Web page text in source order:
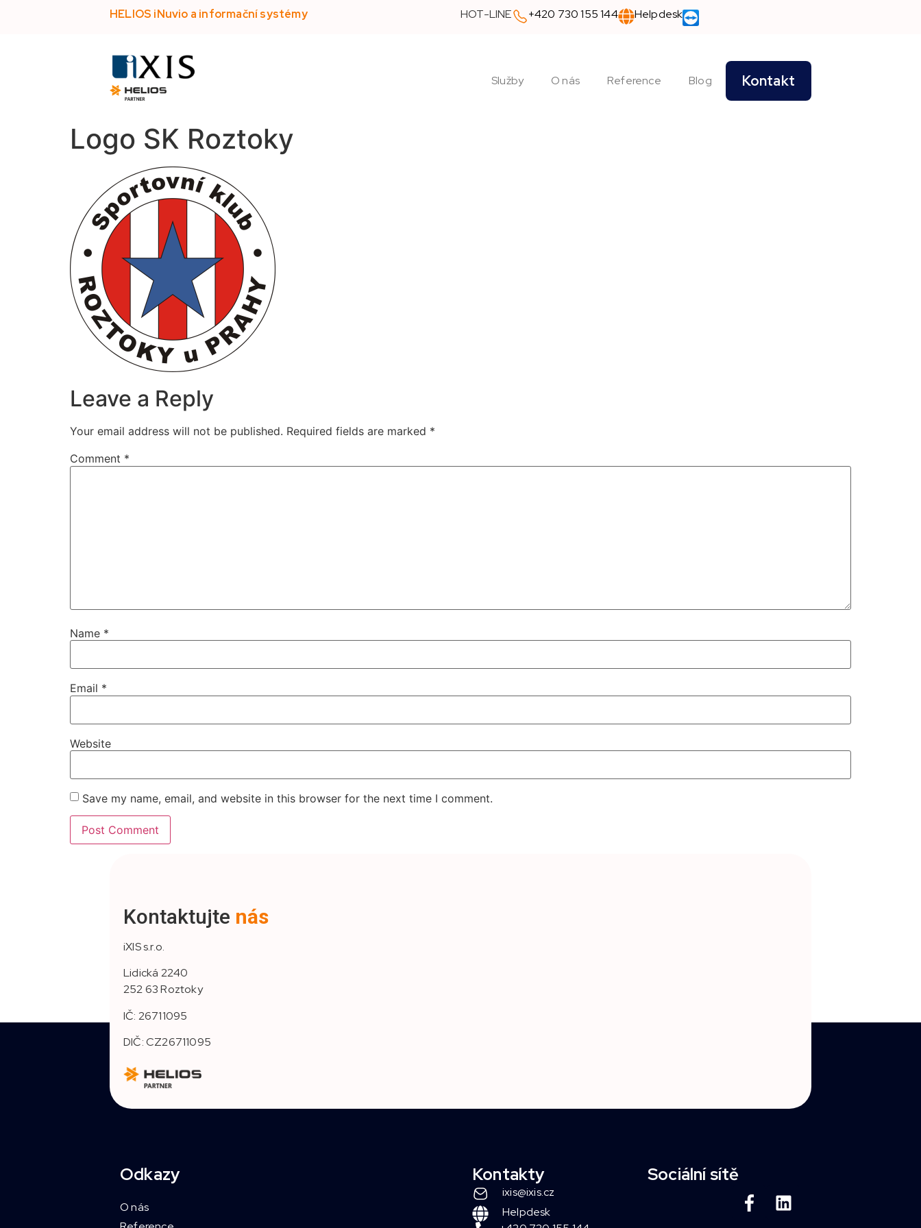
HELIOS iNuvio a informační systémy HOT-LINE +420 730 155 144 Helpdesk
Služby O nás Reference Blog Kontakt
Logo SK Roztoky
Leave a Reply
Your email address will not be published. Required fields are marked *
Comment *
Name *
Email *
Website
Save my name, email, and website in this browser for the next time I comment.
Kontaktujte nás
iXIS s.r.o.
Lidická 2240
252 63 Roztoky
IČ: 26711095
DIČ: CZ26711095
Odkazy
O nás
Kontakty
ixis@ixis.cz
Helpdesk
Sociální sítě